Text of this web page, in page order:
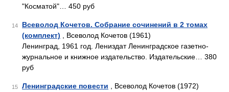
"Косматой"… 450 руб
14
Всеволод Кочетов. Собрание сочинений в 2 томах
(комплект) , Всеволод Кочетов (1961)
Ленинград, 1961 год. Лениздат Ленинградское газетно-
журнальное и книжное издательство. Издательские… 380
руб
15 Ленинградские повести , Всеволод Кочетов (1972)